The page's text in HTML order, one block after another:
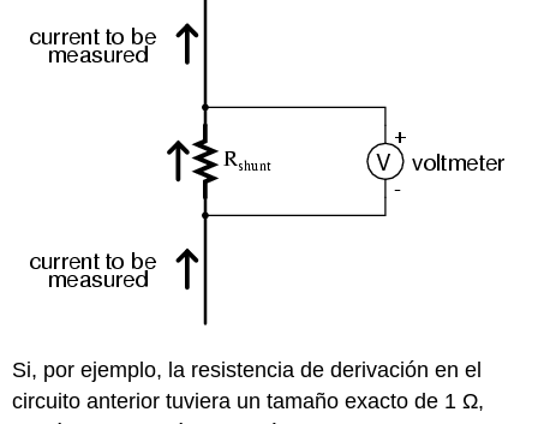
Si, por ejemplo, la resistencia de derivación en el
circuito anterior tuviera un tamaño exacto de 1 Ω,